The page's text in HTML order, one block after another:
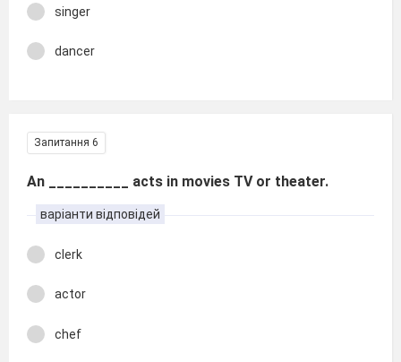
singer
dancer
Запитання 6
An __________ acts in movies TV or theater.
варіанти відповідей
clerk
actor
chef